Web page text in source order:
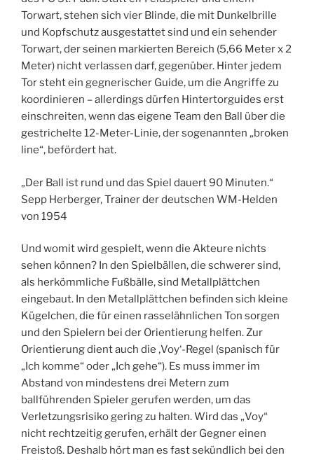
Torwart, stehen sich vier Blinde, die mit Dunkelbrille
und Kopfschutz ausgestattet sind und ein sehender
Torwart, der seinen markierten Bereich (5,66 Meter x 2
Meter) nicht verlassen darf, gegenüber. Hinter jedem
Tor steht ein gegnerischer Guide, um die Angriffe zu
koordinieren – allerdings dürfen Hintertorguides erst
einschreiten, wenn das eigene Team den Ball über die
gestrichelte 12-Meter-Linie, der sogenannten „broken
line“, befördert hat.
„Der Ball ist rund und das Spiel dauert 90 Minuten.“
Sepp Herberger, Trainer der deutschen WM-Helden
von 1954
Und womit wird gespielt, wenn die Akteure nichts
sehen können? In den Spielbällen, die schwerer sind,
als herkömmliche Fußbälle, sind Metallplättchen
eingebaut. In den Metallplättchen befinden sich kleine
Kügelchen, die für einen rasselähnlichen Ton sorgen
und den Spielern bei der Orientierung helfen. Zur
Orientierung dient auch die ‚Voy‘-Regel (spanisch für
„Ich komme“ oder „Ich gehe“). Es muss immer im
Abstand von mindestens drei Metern zum
ballführenden Spieler gerufen werden, um das
Verletzungsrisiko gering zu halten. Wird das „Voy“
nicht rechtzeitig gerufen, erhält der Gegner einen
Freistoß. Deshalb hört man es fast sekündlich bei den